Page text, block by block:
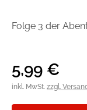
Ratgeber
Handel
Blogger und
Folge 3 der
5,99 €
inkl. MwSt. zzgl.